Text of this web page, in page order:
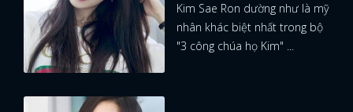
Kim Sae Ron dường như là mỹ
nhân khác biệt nhất trong bộ
"3 công chúa họ Kim" ...